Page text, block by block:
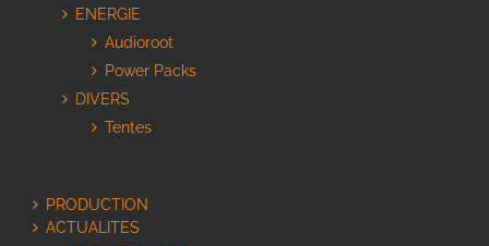
ENERGIE
Audioroot
Power Packs
DIVERS
Tentes
PRODUCTION
ACTUALITES